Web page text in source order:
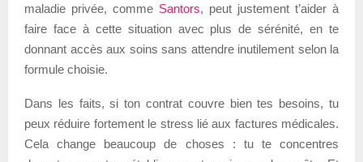
maladie privée, comme Santors, peut justement t’aider à
faire face à cette situation avec plus de sérénité, en te
donnant accès aux soins sans attendre inutilement selon la
formule choisie.
Dans les faits, si ton contrat couvre bien tes besoins, tu
peux réduire fortement le stress lié aux factures médicales.
Cela change beaucoup de choses : tu te concentres